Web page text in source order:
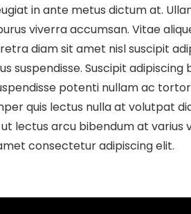
in ante metus dictum at.
viverra accumsan. Vitae
diam sit amet nisl suscipit
suspendisse. Suscipit
potenti nullam ac
quis lectus nulla at volutpat
lectus arcu bibendum at varius
consectetur adipiscing elit.